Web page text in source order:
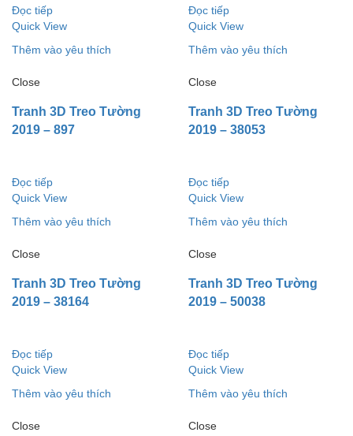
Đọc tiếp
Quick View
Thêm vào yêu thích
Close
Tranh 3D Treo Tường
2019 – 897
Đọc tiếp
Quick View
Thêm vào yêu thích
Close
Tranh 3D Treo Tường
2019 – 38053
Đọc tiếp
Quick View
Thêm vào yêu thích
Close
Tranh 3D Treo Tường
2019 – 38164
Đọc tiếp
Quick View
Thêm vào yêu thích
Close
Tranh 3D Treo Tường
2019 – 50038
Đọc tiếp
Quick View
Thêm vào yêu thích
Close
Đọc tiếp
Quick View
Thêm vào yêu thích
Close